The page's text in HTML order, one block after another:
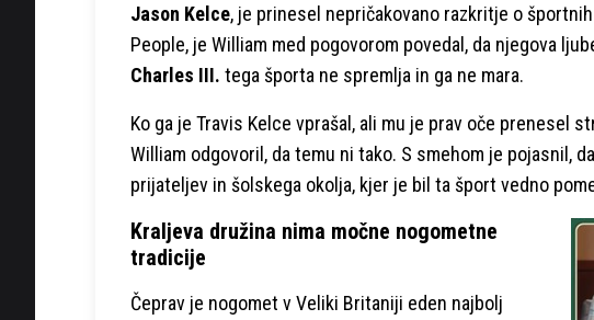
Jason Kelce, je prinesel nepričakovano razkritje o
People, je William med pogovorom povedal, da njegova
Charles III. tega športa ne spremlja in ga ne mara.
Ko ga je Travis Kelce vprašal, ali mu je prav oče prenesel
William odgovoril, da temu ni tako. S smehom je pojasnil,
prijateljev in šolskega okolja, kjer je bil ta šport vedno
Kraljeva družina nima močne nogometne
tradicije
Čeprav je nogomet v Veliki Britaniji eden najbolj